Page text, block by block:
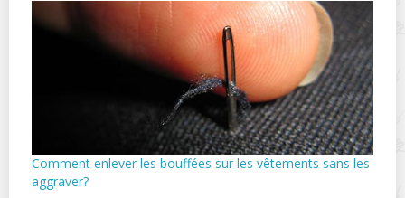
Comment enlever les bouffées sur les vêtements sans les
aggraver?